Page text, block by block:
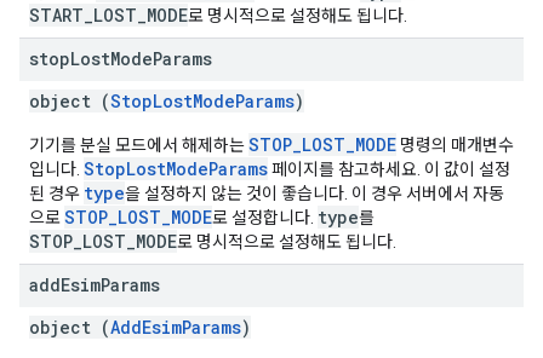
START_LOST_MODE로 명시적으로 설정해도 됩니다.
stopLostModeParams
object (StopLostModeParams)
기기를 분실 모드에서 해제하는STOP_LOST_MODE 명령의 매개변수
입니다. StopLostModeParams페이지를 참고하세요. 이 값이 설정
된 경우 type을 설정하지 않는 것이 좋습니다. 이 경우 서버에서 자동
으로STOP_LOST_MODE로 설정합니다. type를
STOP_LOST_MODE로 명시적으로 설정해도 됩니다.
addEsimParams
object (AddEsimParams)